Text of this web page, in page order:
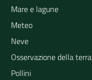
Mare e lagune
Meteo
Neve
Osservazione della terra
Pollini